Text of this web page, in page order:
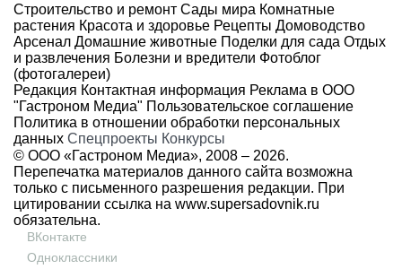
Строительство и ремонт Сады мира Комнатные
растения Красота и здоровье Рецепты Домоводство
Арсенал Домашние животные Поделки для сада Отдых
и развлечения Болезни и вредители Фотоблог
(фотогалереи)
Редакция Контактная информация Реклама в ООО
"Гастроном Медиа" Пользовательское соглашение
Политика в отношении обработки персональных
данных Спецпроекты Конкурсы
© ООО «Гастроном Медиа», 2008 – 2026.
Перепечатка материалов данного сайта возможна
только с письменного разрешения редакции. При
цитировании ссылка на www.supersadovnik.ru
обязательна.
ВКонтакте
Одноклассники